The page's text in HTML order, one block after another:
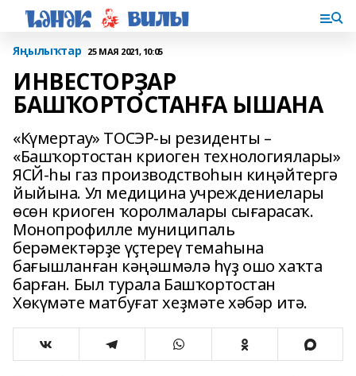
Яңылыҡтар 25 МАЯ 2021, 10:05
ИНВЕСТОРҘАР
БАШҠОРТОСТАНҒА ЫШАНА
«Күмертау» ТОСЭР-ы резиденты –
«Башҡортостан криоген технологиялары»
ЯСЙ-һы газ производствоһын киңәйтергә
йыйына. Ул медицина учреждениелары
өсөн криоген ҡоролмалары сығарасаҡ.
Монопрофилле муниципаль
берәмектәрҙе үҫтереү темаһына
бағышланған кәңәшмәлә һүҙ ошо хаҡта
барған. Был турала Башҡортостан
Хөкүмәте матбуғат хеҙмәте хәбәр итә.